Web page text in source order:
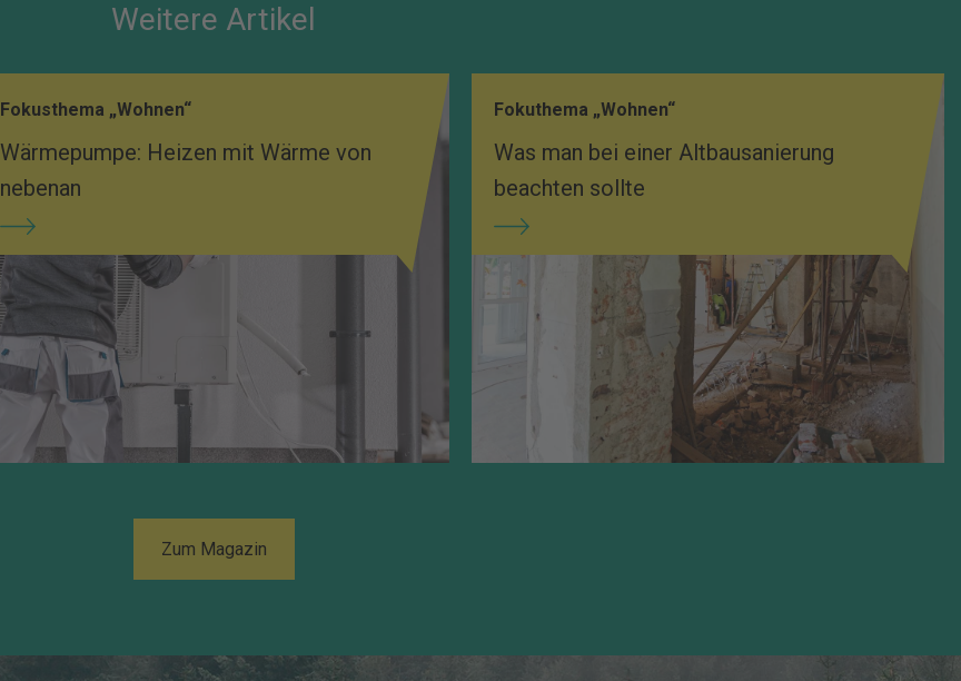
Weitere Artikel
Fokusthema „Wohnen“
Wärmepumpe: Heizen mit Wärme von
nebenan
Fokuthema „Wohnen“
Was man bei einer Altbausanierung
beachten sollte
Zum Magazin